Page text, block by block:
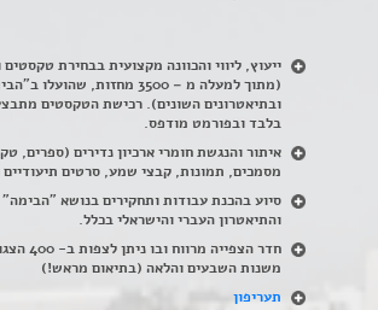
ייעוץ, ליווי והכוונה מקצועית בבחירת טקסטים
(מתוך למעלה מ – 3500 מחזות, שהועלו
ובתיאטרונים השונים). רכישת הטקסטים
בלבד ובפורמט מודפס.
איתור והנגשת חומרי ארכיון נדירים (ספרים,
מסמכים, תמונות, קבצי שמע, סרטים תיעודיים
סיוע בהכנת עבודות ותחקירים בנושא
והתיאטרון העברי והישראלי בכלל.
חדר הצפייה
משנות השבעים והלאה (בתיאום מראש!)
תעריפון